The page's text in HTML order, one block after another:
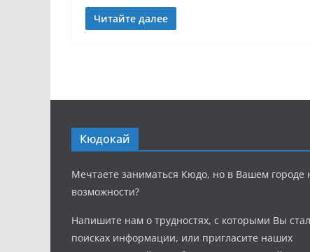
Читайте далее
Кюдокай
Мечтаете заниматься Кюдо, но в Вашем городе
возможности?
Напишите нам о трудностях, с которыми Вы
поисках информации, или пригласите наших